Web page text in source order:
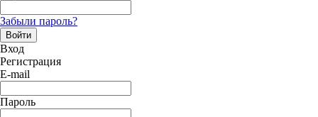
Забыли пароль?
Войти
Вход
Регистрация
E-mail
Пароль